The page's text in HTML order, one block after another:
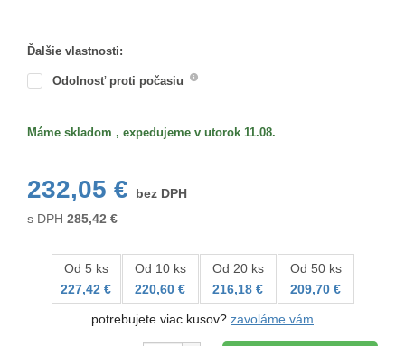
Ďalšie vlastnosti:
Odolnosť proti počasiu
Máme skladom , expedujeme v utorok 11.08.
232,05 €
bez DPH
s DPH 285,42 €
Od 5 ks
227,42 €
Od 10 ks
220,60 €
Od 20 ks
216,18 €
Od 50 ks
209,70 €
potrebujete viac kusov? zavoláme vám